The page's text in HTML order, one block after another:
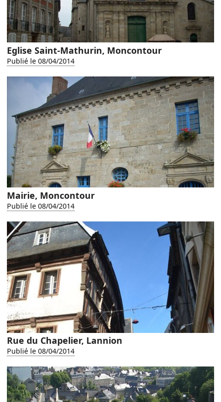
Eglise Saint-Mathurin, Moncontour
Publié le 08/04/2014
Mairie, Moncontour
Publié le 08/04/2014
Rue du Chapelier, Lannion
Publié le 08/04/2014